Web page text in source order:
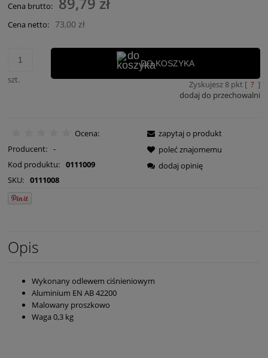
Cena brutto:
Cena netto: 73,00 zł
szt.
DO KOSZYKA
Zyskujesz 8pkt [ ? ]
dodaj do przechowalni
Ocena:
Producent: -
Kod produktu: 0111009
SKU: 0111008
zapytaj o produkt
poleć znajomemu
dodaj opinię
Opis
Wykonany odlewem ciśnieniowym
Aluminium EN AB 42200
Malowany proszkowo
Waga 0,3 kg